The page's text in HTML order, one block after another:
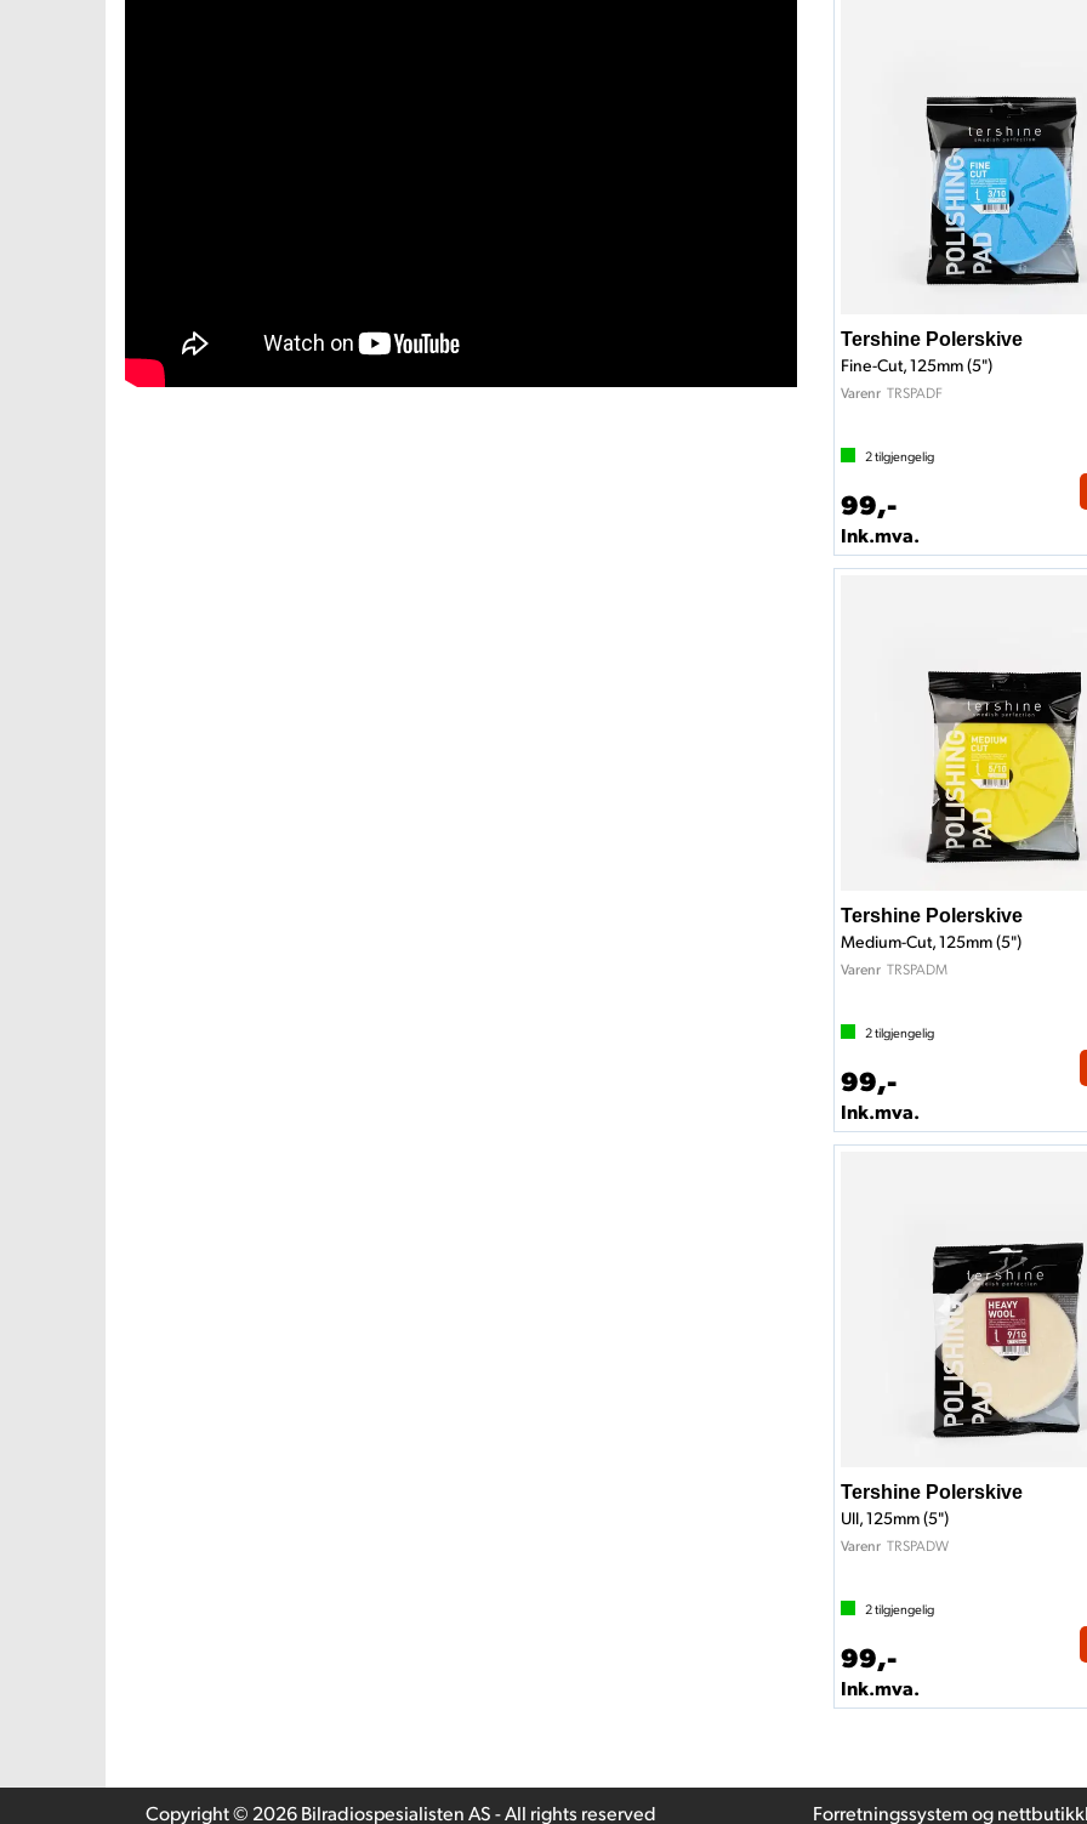
Tershine Polerskive
Fine-Cut, 125mm (5")
Varenr TRSPADF
2tilgjengelig
99,-
Ink.mva.
Tershine Polerskive
Medium-Cut, 125mm (5")
Varenr TRSPADM
2tilgjengelig
99,-
Ink.mva.
Tershine Polerskive
Ull, 125mm (5")
Varenr TRSPADW
2tilgjengelig
99,-
Ink.mva.
Copyright © 2026 Bilradiospesialisten AS - All rights reserved Forretningssystemog